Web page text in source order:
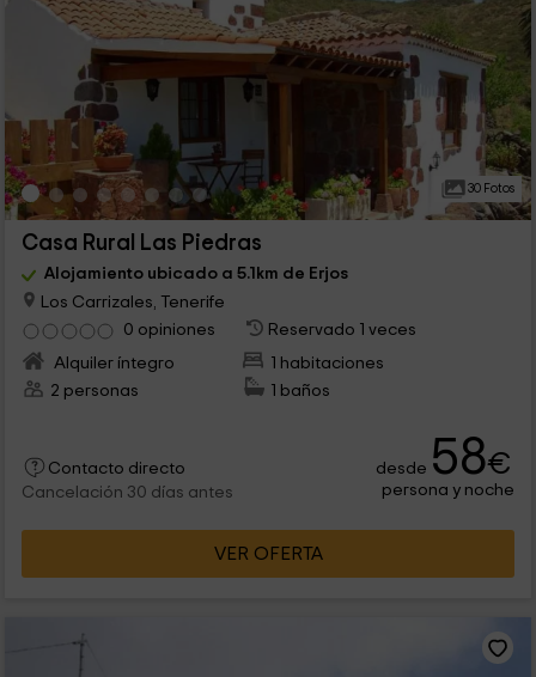
30 Fotos
Casa Rural Las Piedras
Alojamiento ubicado a 5.1km de Erjos
Los Carrizales, Tenerife
0 opiniones
Reservado 1 veces
Alquiler íntegro
1 habitaciones
2 personas
1 baños
Contacto directo
Cancelación 30 días antes
desde 58€
persona y noche
VER OFERTA